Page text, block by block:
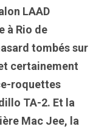
LAAD
à Rio de
tombés sur
certainement
roquettes
TA-2. Et la
Mac Jee, la